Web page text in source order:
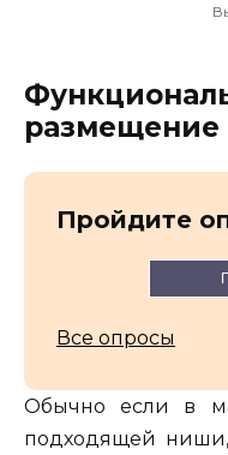
размещение
Пройдите
Все опросы
Обычно если в
подходящей